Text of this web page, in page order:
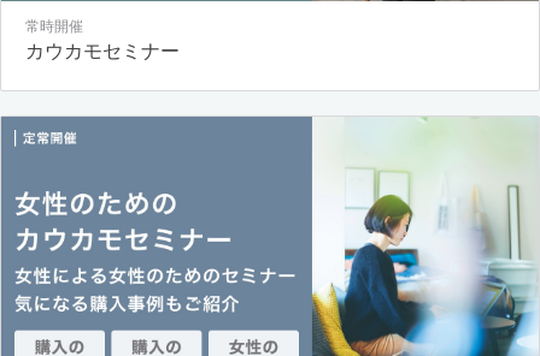
常時開催
カウカモセミナー